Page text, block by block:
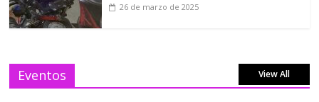
26 de marzo de 2025
Eventos View All